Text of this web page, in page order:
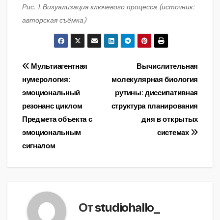
Рис. 1. Визуализация ключевого процесса (источник:
авторская съёмка)
Навигация
по
записям
Вычислительная
молекулярная биология
рутины: диссипативная
структура планирования
дня в открытых
системах
Мультиагентная
нумерология:
эмоциональный
резонанс циклом
Предмета объекта с
эмоциональным
сигналом
Отstudiohallo_